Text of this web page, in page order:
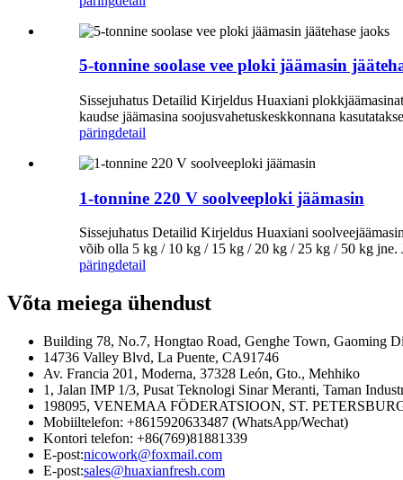
5-tonnine soolase vee ploki jäämasin
Sissejuhatus Detailid Kirjeldus Huaxiani
kaudse jäämasina soojusvahetuskeskkonnana
päringdetail
1-tonnine 220 V soolveeploki jäämasin
Sissejuhatus Detailid Kirjeldus Huaxiani
võib olla 5 kg / 10 kg / 15 kg / 20 kg / 25 kg / 50 kg jne.
päringdetail
Võta meiega ühendust
Building 78, No.7, Hongtao Road, Genghe Town, Gaoming
14736 Valley Blvd, La Puente, CA91746
Av. Francia 201, Moderna, 37328 León, Gto., Mehhiko
1, Jalan IMP 1/3, Pusat Teknologi Sinar Meranti, Taman
198095, VENEMAA FÖDERATSIOON, ST.
Mobiiltelefon: +8615920633487 (WhatsApp/Wechat)
Kontori telefon: +86(769)81881339
E-post:nicowork@foxmail.com
E-post:sales@huaxianfresh.com